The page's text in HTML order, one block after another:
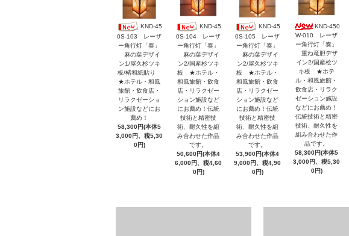
KND-45
0S-103 レーザ
ー角行灯「奏」
麻の葉デザイ
ン1/屋久杉ツキ
板/楮和紙貼り
★ホテル・和風
旅館・飲食店・
リラクゼーショ
ン施設などにお
薦め！
58,300円(本体5
3,000円、税5,30
0円)
KND-45
0S-104 レーザ
ー角行灯「奏」
麻の葉デザイ
ン2/国産杉ツキ
板 ★ホテル・
和風旅館・飲食
店・リラクゼー
ション施設など
にお薦め！伝統
技術と精密技
術、耐久性を組
み合わせた作品
です。
50,600円(本体4
6,000円、税4,60
0円)
KND-45
0S-105 レーザ
ー角行灯「奏」
麻の葉デザイ
ン2/屋久杉ツキ
板 ★ホテル・
和風旅館・飲食
店・リラクゼー
ション施設など
にお薦め！伝統
技術と精密技
術、耐久性を組
み合わせた作品
です。
53,900円(本体4
9,000円、税4,90
0円)
KND-450
W-010 レーザ
ー角行灯「奏」
重ね竜胆デザ
イン2/国産桧ツ
キ板 ★ホテ
ル・和風旅館・
飲食店・リラク
ゼーション施設
などにお薦め！
伝統技術と精密
技術、耐久性を
組み合わせた作
品です。
58,300円(本体5
3,000円、税5,30
0円)